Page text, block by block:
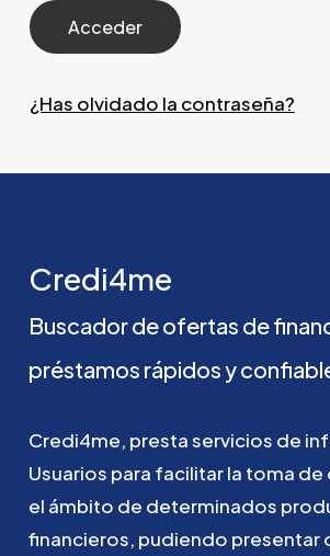
¿Has olvidado la contraseña?
Credi4me
Buscadordeofertas de
préstamos rápidosy
Credi4me, prestaservicios de
Usuarios para facilitarla toma de
el ámbito de determinados
financieros, pudiendo presentar